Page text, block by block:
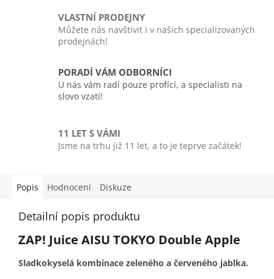
VLASTNÍ PRODEJNY
Můžete nás navštívit i v našich specializovaných
prodejnách!
PORADÍ VÁM ODBORNÍCI
U nás vám radí pouze profící, a specialisti na
slovo vzatí!
11 LET S VÁMI
Jsme na trhu již 11 let, a to je teprve začátek!
Popis Hodnocení Diskuze
Detailní popis produktu
ZAP! Juice AISU TOKYO Double Apple
Sladkokyselá kombinace zeleného a červeného jablka.